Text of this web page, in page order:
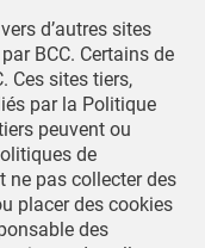
d’autres sites
BCC. Certains de
Ces sites tiers,
par la Politique
peuvent ou
de
ne pas collecter des
placer des cookies
des